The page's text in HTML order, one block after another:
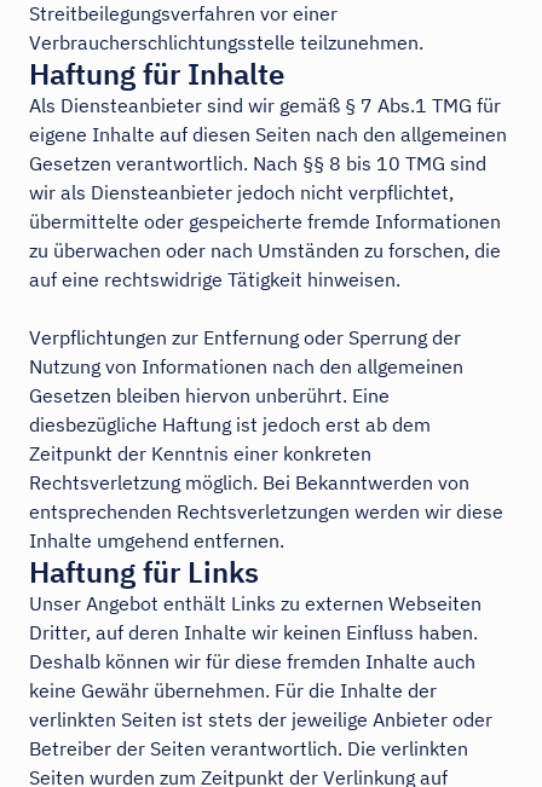
Streitbeilegungsverfahren vor einer
Verbraucherschlichtungsstelle teilzunehmen.
Haftung für Inhalte
Als Diensteanbieter sind wir gemäß § 7 Abs.1 TMG für
eigene Inhalte auf diesen Seiten nach den allgemeinen
Gesetzen verantwortlich. Nach §§ 8 bis 10 TMG sind
wir als Diensteanbieter jedoch nicht verpflichtet,
übermittelte oder gespeicherte fremde Informationen
zu überwachen oder nach Umständen zu forschen, die
auf eine rechtswidrige Tätigkeit hinweisen.
Verpflichtungen zur Entfernung oder Sperrung der
Nutzung von Informationen nach den allgemeinen
Gesetzen bleiben hiervon unberührt. Eine
diesbezügliche Haftung ist jedoch erst ab dem
Zeitpunkt der Kenntnis einer konkreten
Rechtsverletzung möglich. Bei Bekanntwerden von
entsprechenden Rechtsverletzungen werden wir diese
Inhalte umgehend entfernen.
Haftung für Links
Unser Angebot enthält Links zu externen Webseiten
Dritter, auf deren Inhalte wir keinen Einfluss haben.
Deshalb können wir für diese fremden Inhalte auch
keine Gewähr übernehmen. Für die Inhalte der
verlinkten Seiten ist stets der jeweilige Anbieter oder
Betreiber der Seiten verantwortlich. Die verlinkten
Seiten wurden zum Zeitpunkt der Verlinkung auf